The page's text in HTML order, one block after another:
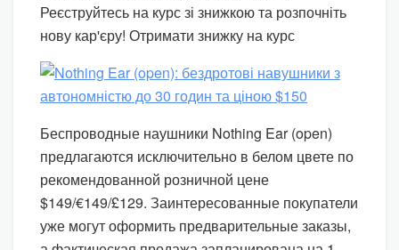
Реєструйтесь на курс зі знижкою та розпочніть
нову кар'єру! Отримати знижку на курс
Беспроводные наушники Nothing Ear (open)
предлагаются исключительно в белом цвете по
рекомендованной розничной цене
$149/€149/£129. Заинтересованные покупатели
уже могут оформить предварительные заказы,